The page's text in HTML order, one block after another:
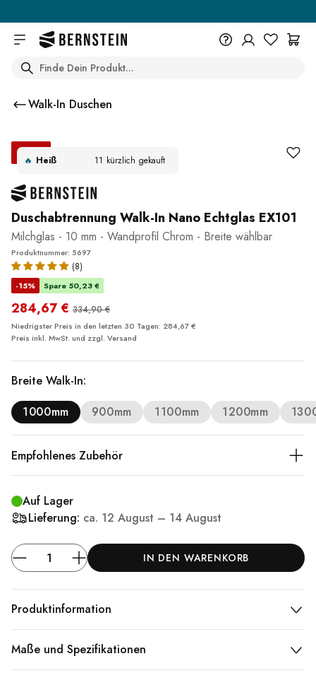
Beratung vereinbaren
Search
Walk-In Duschen
-15%
🔥 Heiß
11 kürzlich gekauft
Duschabtrennung Walk-In Nano Echtglas EX101
Milchglas - 10 mm - Wandprofil Chrom - Breite wählbar
Produktnummer: 5697
(8)
Spare 50,23 €
-15%
284,67 € 334,90 €
Niedrigster Preis in den letzten 30 Tagen: 284,67 €
Preis inkl. MwSt. und zzgl. Versand
Breite Walk-In:
1000mm
900mm 1100mm 1200mm
Empfohlenes Zubehör
Auf Lager
Lieferung: ca. 12 August – 14 August
IN DEN WARENKORB
Produktinformation
Maße und Spezifikationen